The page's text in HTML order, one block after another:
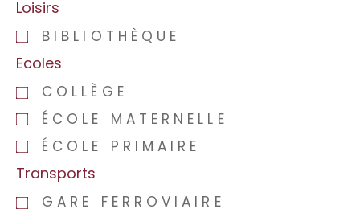
Loisirs
BIBLIOTHÈQUE
Ecoles
COLLÈGE
ÉCOLE MATERNELLE
ÉCOLE PRIMAIRE
Transports
GARE FERROVIAIRE